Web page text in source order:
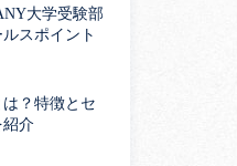
大学受験部
スポイント
？特徴とセ
紹介